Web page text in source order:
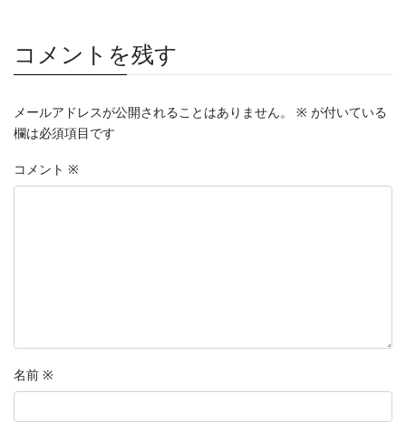
コメントを残す
メールアドレスが公開されることはありません。 ※ が付いている
欄は必須項目です
コメント ※
名前 ※